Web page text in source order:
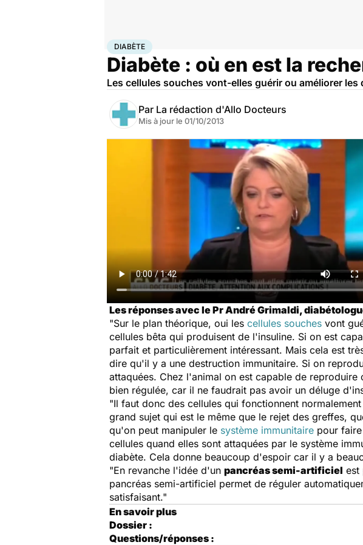
AccueilSanté
DIABÈTE
Diabète : où en est la
Les cellules souches vont-elles guérir ou améliorer les
Par La rédaction d'Allo Docteurs
Mis à jour le 01/10/2013
Les réponses avec le Pr André Grimaldi,
"Sur le plan théorique, oui les cellules souches vont
cellules bêta qui produisent de l'insuline. Si on est
parfait et particulièrement intéressant. Mais cela est
dire qu'il y a une destruction immunitaire. Si on
attaquées. Chez l'animal on est capable de
bien régulée, car il ne faudrait pas avoir un déluge
"Il faut donc des cellules qui fonctionnent
grand sujet qui est le même que le rejet des greffes,
qu'on peut manipuler le système immunitaire pour
cellules quand elles sont attaquées par le système
diabète. Cela donne beaucoup d'espoir car il y a
"En revanche l'idée d'un pancréas semi-artificiel est
pancréas semi-artificiel permet de réguler
satisfaisant."
En savoir plus
Dossier :
Questions/réponses :